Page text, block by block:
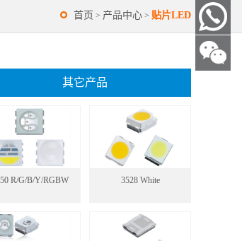
首页 > 产品中心 > 贴片LED
其它产品
R/G/B/Y/RGBW 3528 White